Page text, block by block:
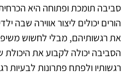
סביבה תומכת ופתוחה היא
הורים יכולים ליצור אווירה שבה
את רגשותיהם, מבלי לחשוש
הסביבה יכולה לקבוע את
רגשותיו ולפתח פתרונות לבעיות